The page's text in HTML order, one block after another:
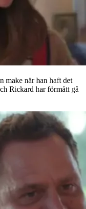
make när han haft det
Rickard har förmått gå